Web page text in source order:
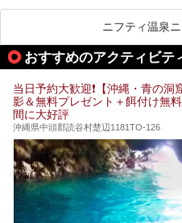
特徴です。
共同浴場は全国各地
共同湯文化が古くか
は“共同湯王国”とい
今回は地元在住の九
した中から、源泉か
めぐりの参考にされ
ニフティ温泉
おすすめのアクティビテ
当日予約大歓迎❗【沖縄・青の
影＆無料プレゼント＋餌付け無
間に大好評
沖縄県中頭郡読谷村楚辺1181TO-126